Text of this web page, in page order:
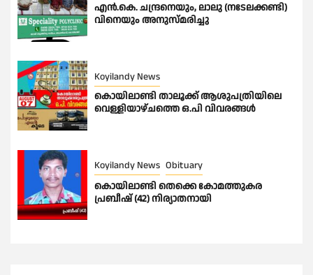
എൻ.കെ. ചന്ദ്രനെയും, ലാലു (നടേലക്കണ്ടി)
വിനെയും അനുസ്മരിച്ചു
Koyilandy News
കൊയിലാണ്ടി താലൂക്ക് ആശുപത്രിയിലെ
വെള്ളിയാഴ്ചത്തെ ഒ.പി വിവരങ്ങൾ
Koyilandy News Obituary
കൊയിലാണ്ടി തെക്കെ കോമത്തുകര
പ്രബീഷ് (42) നിര്യാതനായി